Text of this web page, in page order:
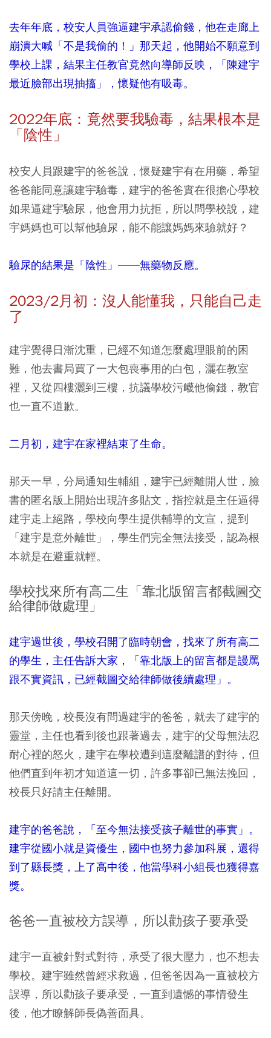
去年年底，校安人員強逼建宇承認偷錢，他在走廊上
崩潰大喊「不是我偷的！」那天起，他開始不願意到
學校上課，結果主任教官竟然向導師反映，「陳建宇
最近臉部出現抽搐」，懷疑他有吸毒。
2022年底：竟然要我驗毒，結果根本是
「陰性」
校安人員跟建宇的爸爸說，懷疑建宇有在用藥，希望
爸爸能同意讓建宇驗毒，建宇的爸爸實在很擔心學校
如果逼建宇驗尿，他會用力抗拒，所以問學校說，建
宇媽媽也可以幫他驗尿，能不能讓媽媽來驗就好？
驗尿的結果是「陰性」——無藥物反應。
2023/2月初：沒人能懂我，只能自己走
了
建宇覺得日漸沈重，已經不知道怎麼處理眼前的困
難，他去書局買了一大包喪事用的白包，灑在教室
裡，又從四樓灑到三樓，抗議學校污衊他偷錢，教官
也一直不道歉。
二月初，建宇在家裡結束了生命。
那天一早，分局通知生輔組，建宇已經離開人世，臉
書的匿名版上開始出現許多貼文，指控就是主任逼得
建宇走上絕路，學校向學生提供輔導的文宣，提到
「建宇是意外離世」，學生們完全無法接受，認為根
本就是在避重就輕。
學校找來所有高二生「靠北版留言都截圖交
給律師做處理」
建宇過世後，學校召開了臨時朝會，找來了所有高二
的學生，主任告訴大家，「靠北版上的留言都是謾罵
跟不實資訊，已經截圖交給律師做後續處理」。
那天傍晚，校長沒有問過建宇的爸爸，就去了建宇的
靈堂，主任也看到後也跟著過去，建宇的父母無法忍
耐心裡的怒火，建宇在學校遭到這麼離譜的對待，但
他們直到年初才知道這一切，許多事卻已無法挽回，
校長只好請主任離開。
建宇的爸爸說，「至今無法接受孩子離世的事實」。
建宇從國小就是資優生，國中也努力參加科展，還得
到了縣長獎，上了高中後，他當學科小組長也獲得嘉
獎。
爸爸一直被校方誤導，所以勸孩子要承受
建宇一直被針對式對待，承受了很大壓力，也不想去
學校。建宇雖然曾經求救過，但爸爸因為一直被校方
誤導，所以勸孩子要承受，一直到遺憾的事情發生
後，他才瞭解師長偽善面具。